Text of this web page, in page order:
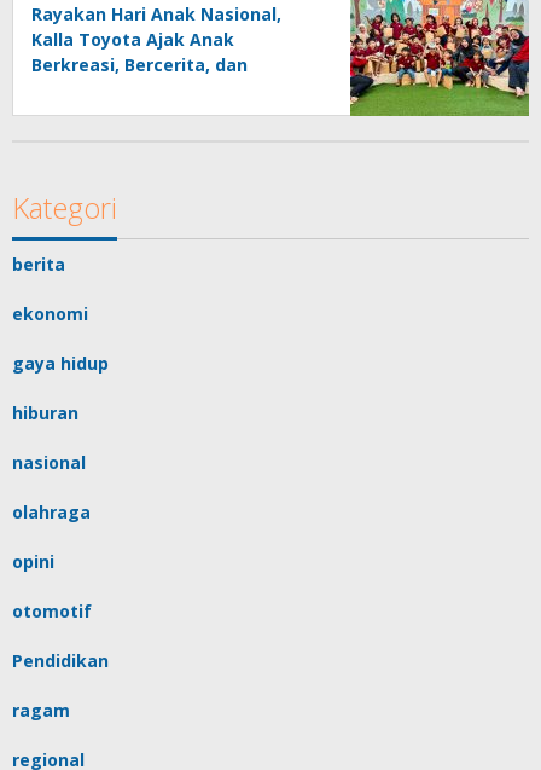
Rayakan Hari Anak Nasional,
Kalla Toyota Ajak Anak
Berkreasi, Bercerita, dan
melalui KIDDO
Kategori
berita
ekonomi
gaya hidup
hiburan
nasional
olahraga
opini
otomotif
Pendidikan
ragam
regional